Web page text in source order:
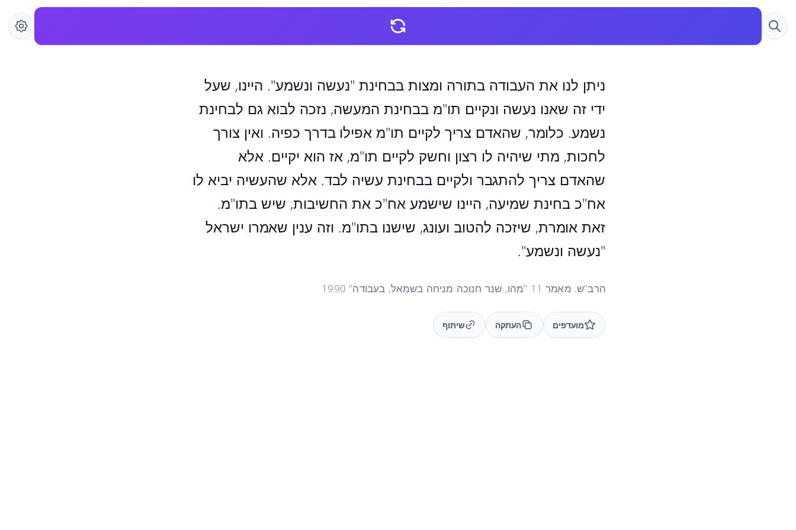
ניתן לנו את העבודה בתורה ומצות בבחינת "נעשה ונשמע". היינו, שעל
ידי זה שאנו נעשה ונקיים תו"מ בבחינת המעשה, נזכה לבוא גם לבחינת
נשמע. כלומר, שהאדם צריך לקיים תו"מ אפילו בדרך כפיה. ואין צורך
לחכות, מתי שיהיה לו רצון וחשק לקיים תו"מ, אז הוא יקיים. אלא
שהאדם צריך להתגבר ולקיים בבחינת עשיה לבד. אלא שהעשיה יביא לו
אח"כ בחינת שמיעה, היינו שישמע אח"כ את החשיבות, שיש בתו"מ.
זאת אומרת, שיזכה להטוב ועונג, שישנו בתו"מ. וזה ענין שאמרו ישראל
"נעשה ונשמע".
הרב"ש. מאמר 11 "מהו, שנר חנוכה מניחה בשמאל, בעבודה" 1990
מועדפים העתקה שיתוף